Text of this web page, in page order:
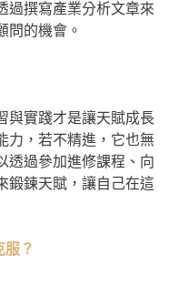
過撰寫產業分析文章來
問的機會。
與實踐才是讓天賦成長
力，若不精進，它也無
透過參加進修課程、向
鍛鍊天賦，讓自己在這
服？